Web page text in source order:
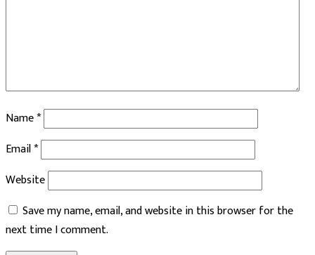
Name*
Email*
Website
Save my name, email, and website in this browser for the
next time I comment.